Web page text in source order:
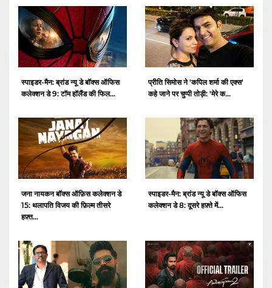
स्पाइडर-मैन: ब्रांड न्यू डे बॉक्स ऑफिस
कलेक्शन डे 9: टॉम हॉलैंड की फिल...
प्रीति सिमोस ने 'कपिल शर्मा की एक्स'
कहे जाने पर चुप्पी तोड़ी: 'मेरे क...
जना नायकन बॉक्स ऑफ़िस कलेक्शन डे
15: थलापति विजय की फ़िल्म तीसरे
हफ़्त...
स्पाइडर-मैन: ब्रांड न्यू डे बॉक्स ऑफिस
कलेक्शन डे 8: दूसरे हफ़्ते में...